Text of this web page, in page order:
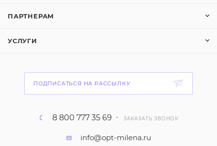
ПАРТНЕРАМ
УСЛУГИ
ПОДПИСАТЬСЯ НА РАССЫЛКУ
8 800 777 35 69 ЗАКАЗАТЬ ЗВОНОК
info@opt-milena.ru